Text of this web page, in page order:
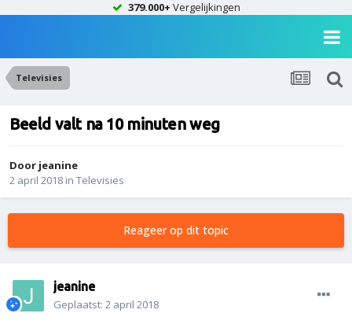
379.000+ Vergelijkingen
Televisies
Beeld valt na 10 minuten weg
Door jeanine
2 april 2018 in Televisies
Reageer op dit topic
jeanine
Geplaatst: 2 april 2018